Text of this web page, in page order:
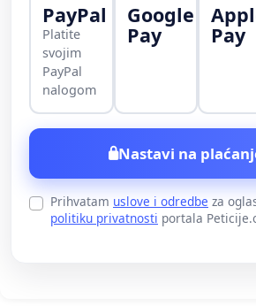
PayPal
Platite
svojim
PayPal
nalogom
Google
Pay Pay
Nastavi na
Prihvatam uslove i odredbe za
politiku privatnosti portala